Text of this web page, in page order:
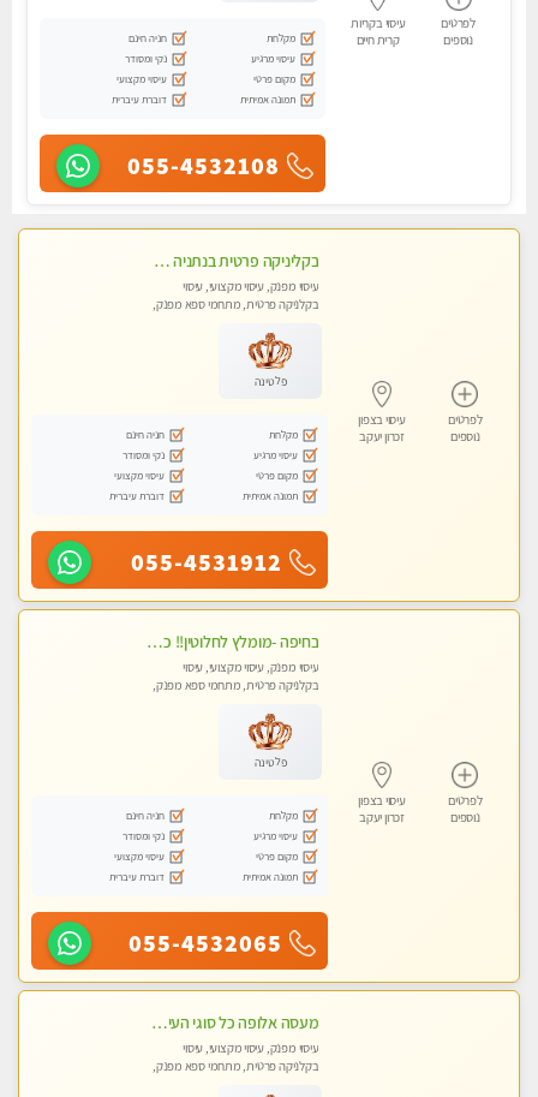
לפרטים
נוספים
עיסוי בקריות
קרית חיים
מקלחת
חניה חינם
עיסוי מרגיע
נקי ומסודר
מקום פרטי
עיסוי מקצועי
תמונה אמיתית
דוברת עיברית
055-4532108
לפרטים
נוספים
עיסוי בצפון
זכרון יעקב
בקליניקה פרטית בנתניה עיסוי לחידוש אנרגיות עיסוי חלומי מומלץ מאוד ללא מין! highly recommended new in the city
עיסוי מפנק, עיסוי מקצועי, עיסוי
בקלניקה פרטית, מתחמי ספא מפנק,
פלטינה
מקלחת
חניה חינם
עיסוי מרגיע
נקי ומסודר
מקום פרטי
עיסוי מקצועי
תמונה אמיתית
דוברת עיברית
055-4531912
לפרטים
נוספים
עיסוי בצפון
זכרון יעקב
בחיפה -מומלץ לחלוטין!! כל סוגי העיסויים מעסה מקצועית ואיכותית פרטי!!!
עיסוי מפנק, עיסוי מקצועי, עיסוי
בקלניקה פרטית, מתחמי ספא מפנק,
טנטרה
פלטינה
מקלחת
חניה חינם
עיסוי מרגיע
נקי ומסודר
מקום פרטי
עיסוי מקצועי
תמונה אמיתית
דוברת עיברית
055-4532065
מעסה אלופה כל סוגי העיסויים מעסה מקצועית ואיכותית פרטי!!!
עיסוי מפנק, עיסוי מקצועי, עיסוי
בקלניקה פרטית, מתחמי ספא מפנק,